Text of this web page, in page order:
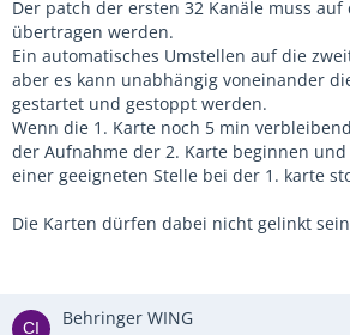
Der patch der ersten 32 Kanäle muss auf
übertragen werden.
Ein automatisches Umstellen auf die
aber es kann unabhängig voneinander
gestartet und gestoppt werden.
Wenn die 1. Karte noch 5 min
der Aufnahme der 2. Karte beginnen
einer geeigneten Stelle bei der 1. karte
Die Karten dürfen dabei nicht gelinkt
Behringer WING